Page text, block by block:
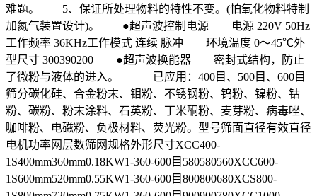
难题。 5、保证所处理物料的特性不变。(怕氧化物料特制
加氮气装置设计)。 ●超声波控制电源 电源 220V 50Hz
工作频率 36KHz工作模式 连续 脉冲 环境温度 0～45℃外
型尺寸 300390200 ●超声波换能器 密封式结构，防止
了微粉与液体的进入。 已应用：400目、500目、600目
筛分碳化硅、合金粉末、钼粉、不锈钢粉、钨粉、镍粉、钴
粉、碳粉、粉末涂料、石英粉、丁米酮粉、麦芽粉、病毒唑、
咖啡粉、电磁粉、负极材料、荧光粉。型号筛面直径有效直径
电机功率网层数筛网规格外形尺寸XCC400-
1S400mm360mm0.18KW1-360-600目580580560XCC600-
1S600mm520mm0.55KW1-360-600目800800680XCS800-